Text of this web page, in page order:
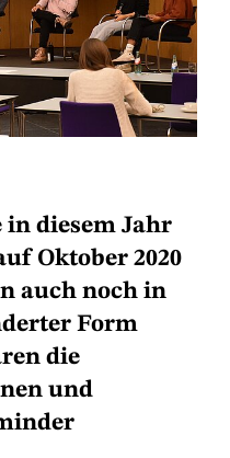
diesem Jahr
Oktober 2020
auch noch in
Form
die
und